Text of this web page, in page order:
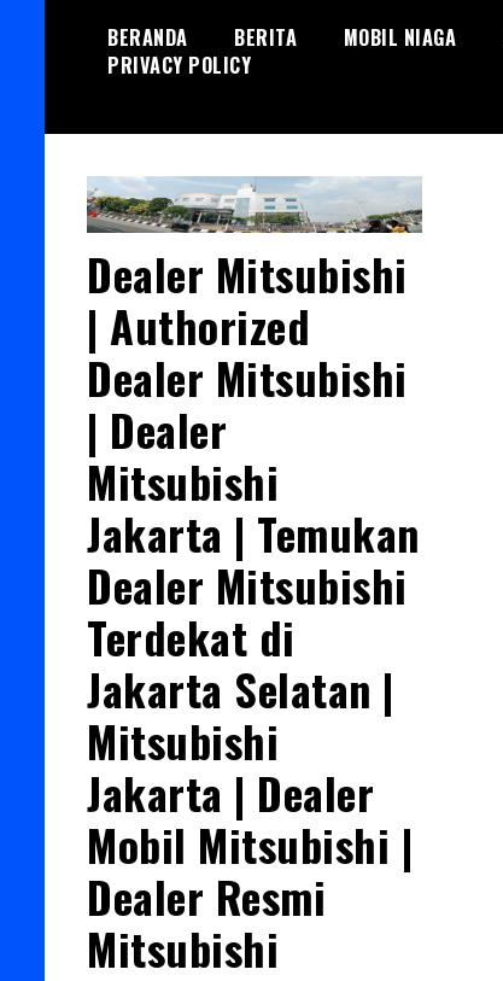
BERANDA BERITA MOBIL NIAGA
PRIVACY POLICY
Dealer Mitsubishi
| Authorized
Dealer Mitsubishi
| Dealer
Mitsubishi
Jakarta | Temukan
Dealer Mitsubishi
Terdekat di
Jakarta Selatan |
Mitsubishi
Jakarta | Dealer
Mobil Mitsubishi |
Dealer Resmi
Mitsubishi